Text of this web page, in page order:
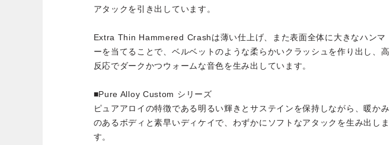
アタックを引き出しています。
Extra Thin Hammered Crashは薄い仕上げ、また表面全体に大きなハンマ
ーを当てることで、ベルベットのような柔らかいクラッシュを作り出し、高
反応でダークかつウォームな音色を生み出しています。
■Pure Alloy Custom シリーズ
ピュアアロイの特徴である明るい輝きとサステインを保持しながら、暖かみ
のあるボディと素早いディケイで、わずかにソフトなアタックを生み出しま
す。